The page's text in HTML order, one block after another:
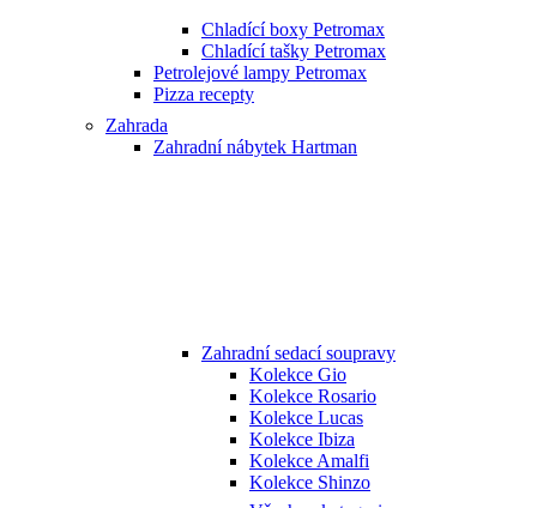
Chladící boxy Petromax
Chladící tašky Petromax
Petrolejové lampy Petromax
Pizza recepty
Zahrada
Zahradní nábytek Hartman
Zahradní sedací soupravy
Kolekce Gio
Kolekce Rosario
Kolekce Lucas
Kolekce Ibiza
Kolekce Amalfi
Kolekce Shinzo